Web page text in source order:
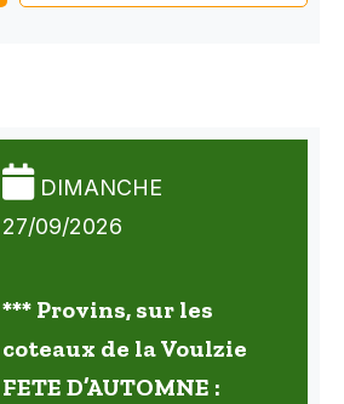
DIMANCHE
27/09/2026
*** Provins, sur les
coteaux de la Voulzie
FETE D’AUTOMNE :